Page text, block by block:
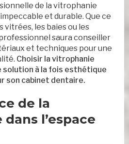
de la vitrophanie
et durable. Que ce
vitrées, les baies ou les
saura conseiller
et techniques pour une
Choisir la vitrophanie
solution à la fois esthétique
son cabinet dentaire.
de la
l’espace